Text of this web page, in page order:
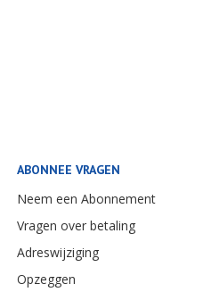
ABONNEE VRAGEN
Neem een Abonnement
Vragen over betaling
Adreswijziging
Opzeggen